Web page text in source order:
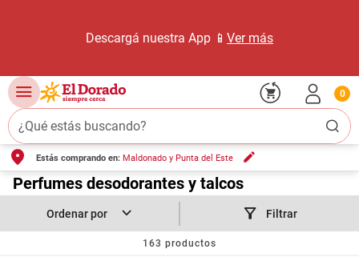
Descargá nuestra App 📱 Ver más
¿Qué estás buscando?
0
Estás comprando en: Maldonado y Punta del Este
Perfumes desodorantes y talcos
Filtrar
163 productos
TÉRMINOS MÁS BUSCADOS
1. carne carnicería
leche